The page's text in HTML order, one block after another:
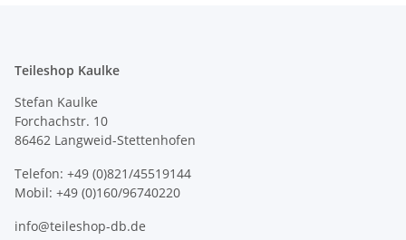
Teileshop Kaulke
Stefan Kaulke
Forchachstr. 10
86462 Langweid-Stettenhofen
Telefon: +49 (0)821/45519144
Mobil: +49 (0)160/96740220
info@teileshop-db.de